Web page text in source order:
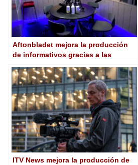
Aftonbladet mejora la producción
de informativos gracias a las
de Sony
ITV News mejora la producción de